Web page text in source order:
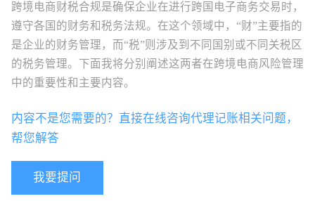
跨境电商财税合规是确保企业在进行跨国电子商务交易时，
遵守各国的财务和税务法规。在这个领域中，“财”主要指的
是企业的财务管理，而“税”则涉及到不同国别或不同关税区
的税务管理。下面我将分别阐述这两者在跨境电商风险管理
中的重要性和主要内容。
我要提问
内容不是您需要的？直接在线咨询代理记账相关问题，
帮您解答